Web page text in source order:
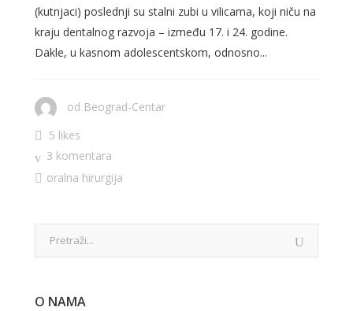
(kutnjaci) poslednji su stalni zubi u vilicama, koji niču na
kraju dentalnog razvoja – između 17. i 24. godine.
Dakle, u kasnom adolescentskom, odnosno...
od Beograd-Centar
5 likes
3 komentara
oralna hirurgija
O NAMA